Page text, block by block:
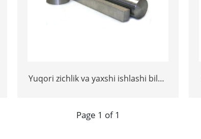
Yuqori zichlik va yaxshi ishlashi bilan
Page 1 of 1